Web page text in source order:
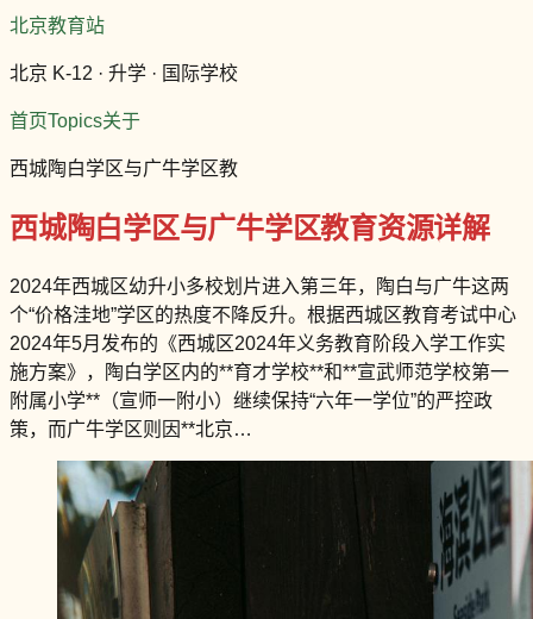
北京教育站
北京 K-12 · 升学 · 国际学校
首页Topics关于
西城陶白学区与广牛学区教
西城陶白学区与广牛学区教育资源详解
2024年西城区幼升小多校划片进入第三年，陶白与广牛这两
个“价格洼地”学区的热度不降反升。根据西城区教育考试中心
2024年5月发布的《西城区2024年义务教育阶段入学工作实
施方案》，陶白学区内的**育才学校**和**宣武师范学校第一
附属小学**（宣师一附小）继续保持“六年一学位”的严控政
策，而广牛学区则因**北京…